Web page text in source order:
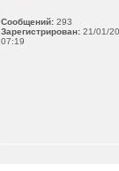
Сообщений: 293
Зарегистрирован: 21/01/
07:19